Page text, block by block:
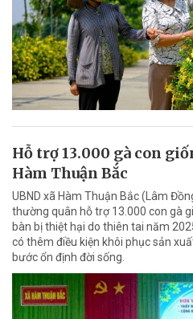
Hỗ trợ 13.000 gà con
Hàm Thuận Bắc
UBND xã Hàm Thuận Bắc (Lâm
thường quân hỗ trợ 13.000 con gà
bàn bị thiệt hại do thiên tai năm
có thêm điều kiện khôi phục sản
bước ổn định đời sống.